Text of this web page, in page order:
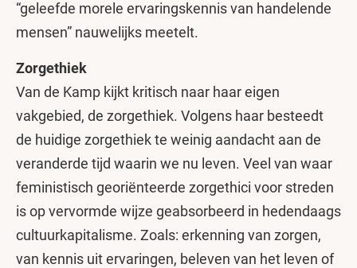
“geleefde morele ervaringskennis van handelende
mensen” nauwelijks meetelt.
Zorgethiek
Van de Kamp kijkt kritisch naar haar eigen
vakgebied, de zorgethiek. Volgens haar besteedt
de huidige zorgethiek te weinig aandacht aan de
veranderde tijd waarin we nu leven. Veel van waar
feministisch georiënteerde zorgethici voor streden
is op vervormde wijze geabsorbeerd in hedendaags
cultuurkapitalisme. Zoals: erkenning van zorgen,
van kennis uit ervaringen, beleven van het leven of